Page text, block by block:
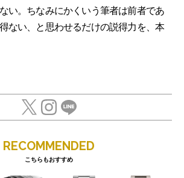
い。ちなみにかくいう筆者は前者であ
ない、と思わせるだけの説得力を、本
RECOMMENDED
こちらもおすすめ